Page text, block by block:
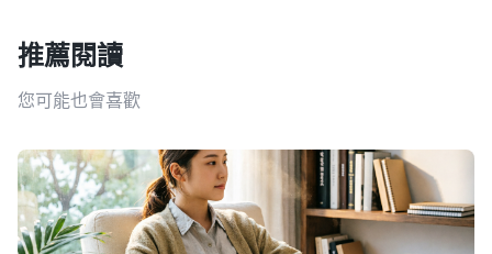
推薦閱讀
您可能也會喜歡